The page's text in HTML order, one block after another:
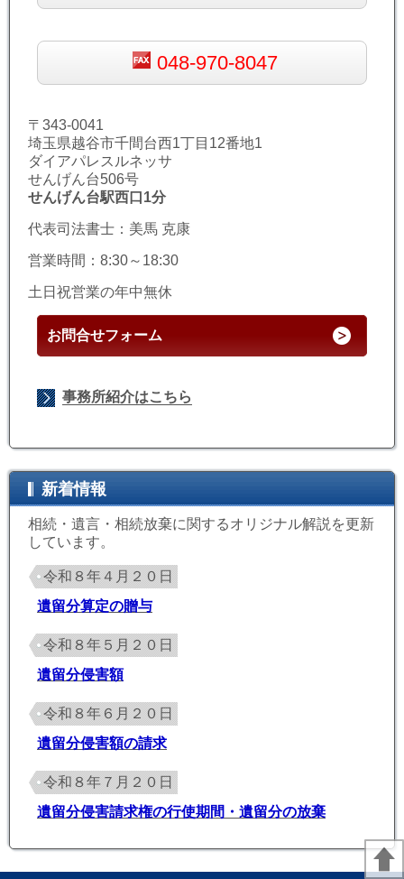
048-970-8047
〒343-0041
埼玉県越谷市千間台西1丁目12番地1
ダイアパレスルネッサ
せんげん台506号
せんげん台駅西口1分
代表司法書士：美馬 克康
営業時間：8:30～18:30
土日祝営業の年中無休
お問合せフォーム
事務所紹介はこちら
新着情報
相続・遺言・相続放棄に関するオリジナル解説を更新
しています。
令和８年４月２０日
遺留分算定の贈与
令和８年５月２０日
遺留分侵害額
令和８年６月２０日
遺留分侵害額の請求
令和８年７月２０日
遺留分侵害請求権の行使期間・遺留分の放棄